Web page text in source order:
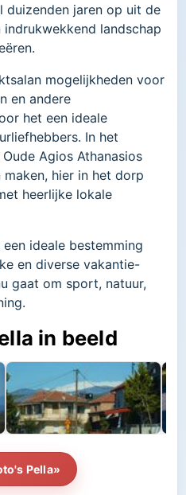
duizenden jaren op uit de
landschap
mogelijkheden voor
en andere
het een ideale
In het
Agios Athanasios
hier in het dorp
heerlijke lokale
ideale bestemming
en diverse vakantie-
gaat om sport, natuur,
in beeld
Pella»